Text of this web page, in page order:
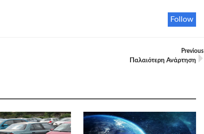
Follow
Previous
Παλαιότερη Ανάρτηση